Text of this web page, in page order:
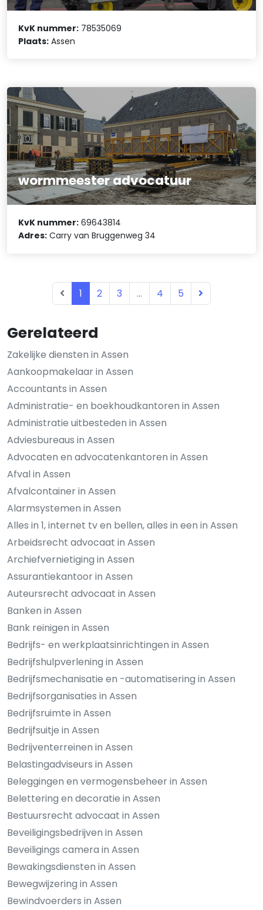
Gerelateerd
Zakelijke diensten in Assen
Aankoopmakelaar in Assen
Accountants in Assen
Administratie- en boekhoudkantoren in Assen
Administratie uitbesteden in Assen
Adviesbureaus in Assen
Advocaten en advocatenkantoren in Assen
Afval in Assen
Afvalcontainer in Assen
Alarmsystemen in Assen
Alles in 1, internet tv en bellen, alles in een in Assen
Arbeidsrecht advocaat in Assen
Archiefvernietiging in Assen
Assurantiekantoor in Assen
Auteursrecht advocaat in Assen
Banken in Assen
Bank reinigen in Assen
Bedrijfs- en werkplaatsinrichtingen in Assen
Bedrijfshulpverlening in Assen
Bedrijfsmechanisatie en -automatisering in Assen
Bedrijfsorganisaties in Assen
Bedrijfsruimte in Assen
Bedrijfsuitje in Assen
Bedrijventerreinen in Assen
Belastingadviseurs in Assen
Beleggingen en vermogensbeheer in Assen
Belettering en decoratie in Assen
Bestuursrecht advocaat in Assen
Beveiligingsbedrijven in Assen
Beveiligings camera in Assen
Bewakingsdiensten in Assen
Bewegwijzering in Assen
Bewindvoerders in Assen
KvK nummer: 78535069
Plaats: Assen
wormmeester advocatuur
KvK nummer: 69643814
Adres: Carry van Bruggenweg 34
1 2 3 ... 4 5